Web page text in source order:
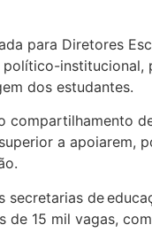
para Diretores
político-
dos estudantes.
compartilhamento
a apoiarem,
de
15 mil vagas,